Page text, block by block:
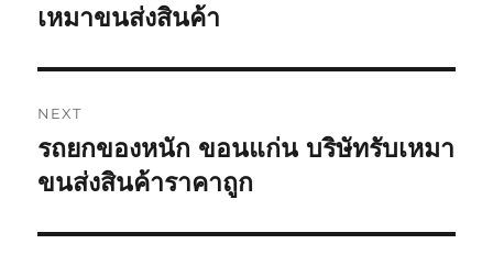
post:
เหมาขนส่งสินค้า
NEXT
Next
post:
รถยกของหนัก ขอนแก่น บริษัทรับเหมา
ขนส่งสินค้าราคาถูก